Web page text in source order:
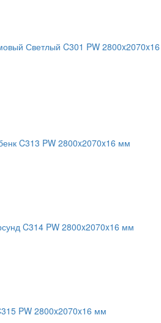
Светлый C301 PW 2800x2070x16
C313 PW 2800x2070x16 мм
C314 PW 2800x2070x16 мм
PW 2800x2070x16 мм